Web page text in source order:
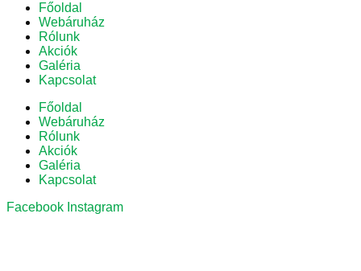
Főoldal
Webáruház
Rólunk
Akciók
Galéria
Kapcsolat
Főoldal
Webáruház
Rólunk
Akciók
Galéria
Kapcsolat
Facebook Instagram